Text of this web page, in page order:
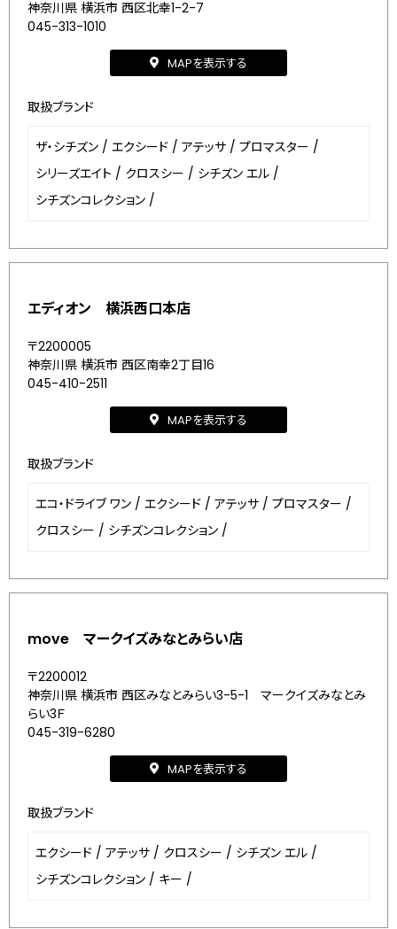
神奈川県 横浜市 西区北幸1-2-7
045-313-1010
MAPを表示する
取扱ブランド
ザ・シチズン / エクシード / アテッサ / プロマスター /
シリーズエイト / クロスシー / シチズン エル /
シチズンコレクション /
エディオン 横浜西口本店
〒2200005
神奈川県 横浜市 西区南幸2丁目16
045-410-2511
MAPを表示する
取扱ブランド
エコ・ドライブ ワン / エクシード / アテッサ / プロマスター /
クロスシー / シチズンコレクション /
move マークイズみなとみらい店
〒2200012
神奈川県 横浜市 西区みなとみらい3-5-1 マークイズみなとみ
らい3Ｆ
045-319-6280
MAPを表示する
取扱ブランド
エクシード / アテッサ / クロスシー / シチズン エル /
シチズンコレクション / キー /